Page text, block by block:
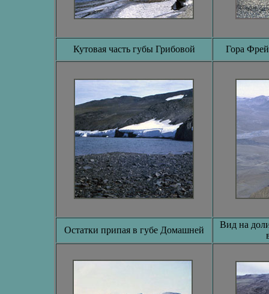
Кутовая часть губы Грибовой Гора
Остатки припая в губе Домашней
Вид на